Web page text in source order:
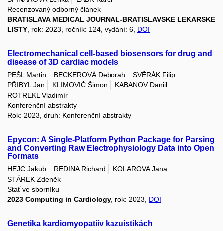
Recenzovaný odborný článek
BRATISLAVA MEDICAL JOURNAL-BRATISLAVSKE LEKARSKE
LISTY, rok: 2023, ročník: 124, vydání: 6, DOI
Electromechanical cell-based biosensors for drug and
disease of 3D cardiac models
PEŠL Martin BECKEROVÁ Deborah
SVĚRÁK Filip
PŘIBYL Jan
KLIMOVIČ Šimon
KABANOV Daniil
ROTREKL Vladimír
Konferenční abstrakty
Rok: 2023, druh: Konferenční abstrakty
Epycon: A Single-Platform Python Package for Parsing
and Converting Raw Electrophysiology Data into Open
Formats
HEJC Jakub REDINA Richard
KOLAROVA Jana
STÁREK Zdeněk
Stať ve sborníku
2023 Computing in Cardiology , rok: 2023, DOI
Genetika kardiomyopatiív kazuistikách